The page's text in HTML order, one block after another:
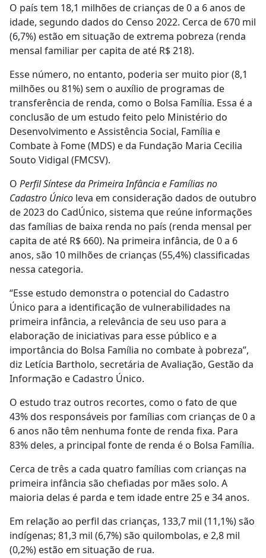
O país tem 18,1 milhões de crianças de 0 a 6 anos de
idade, segundo dados do Censo 2022. Cerca de 670 mil
(6,7%) estão em situação de extrema pobreza (renda
mensal familiar per capita de até R$ 218).
Esse número, no entanto, poderia ser muito pior (8,1
milhões ou 81%) sem o auxílio de programas de
transferência de renda, como o Bolsa Família. Essa é a
conclusão de um estudo feito pelo Ministério do
Desenvolvimento e Assistência Social, Família e
Combate à Fome (MDS) e da Fundação Maria Cecilia
Souto Vidigal (FMCSV).
O Perfil Síntese da Primeira Infância e Famílias no
Cadastro Único leva em consideração dados de outubro
de 2023 do CadÚnico, sistema que reúne informações
das famílias de baixa renda no país (renda mensal per
capita de até R$ 660). Na primeira infância, de 0 a 6
anos, são 10 milhões de crianças (55,4%) classificadas
nessa categoria.
“Esse estudo demonstra o potencial do Cadastro
Único para a identificação de vulnerabilidades na
primeira infância, a relevância de seu uso para a
elaboração de iniciativas para esse público e a
importância do Bolsa Família no combate à pobreza”,
diz Letícia Bartholo, secretária de Avaliação, Gestão da
Informação e Cadastro Único.
O estudo traz outros recortes, como o fato de que
43% dos responsáveis por famílias com crianças de 0 a
6 anos não têm nenhuma fonte de renda fixa. Para
83% deles, a principal fonte de renda é o Bolsa Família.
Cerca de três a cada quatro famílias com crianças na
primeira infância são chefiadas por mães solo. A
maioria delas é parda e tem idade entre 25 e 34 anos.
Em relação ao perfil das crianças, 133,7 mil (11,1%) são
indígenas; 81,3 mil (6,7%) são quilombolas, e 2,8 mil
(0,2%) estão em situação de rua.